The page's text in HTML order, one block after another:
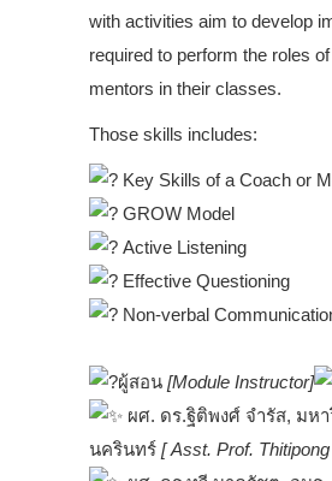
with activities aim to develop
required to perform the roles
mentors in their classes.
Those skills includes:
Key Skills of a Coach or
GROW Model
Active Listening
Effective Questioning
Non-verbal
ผู้สอน [Module Instructor]
ผศ. ดร.ฐิติพงศ์ จำรัส, มห
นครินทร์ [ Asst. Prof.